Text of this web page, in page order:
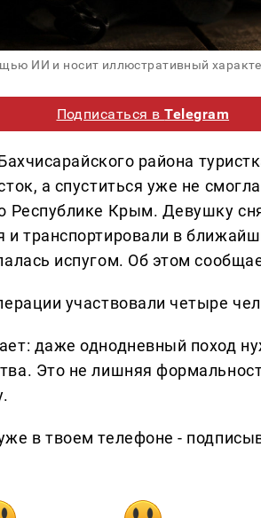
ИИ и носит иллюстративный
Подписаться вTelegram
района
а спуститься уже не
Республике Крым. Девушку
и транспортировали в
испугом. Об этом
участвовали четыре
даже однодневный поход
Это не лишняя
в твоем телефоне -